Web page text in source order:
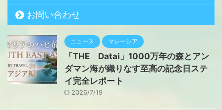
お問い合わせ
ニュース マレーシア
「THE Datai」1000万年の森とアン
ダマン海が織りなす至高の記念日ステ
イ完全レポート
2026/7/19